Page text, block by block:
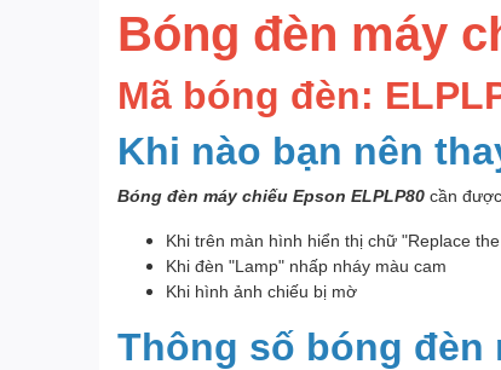
Bóng đèn máy
Mã bóng đèn:
Khi nào bạn nên
Bóng đèn máy chiếu Epson ELPLP80 cần
Khi trên màn hình hiển thị chữ "Replace
Khi đèn "Lamp" nhấp nháy màu cam
Khi hình ảnh chiếu bị mờ
Thông số bóng đèn